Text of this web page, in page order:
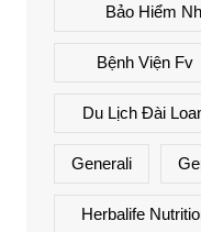
Bảo Hiểm
Bệnh Viện Fv
Du Lịch Đài
Generali
Herbalife